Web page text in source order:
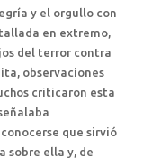
y el orgullo con
en extremo,
del terror contra
observaciones
criticaron esta
que sirvió
sobre ella y, de